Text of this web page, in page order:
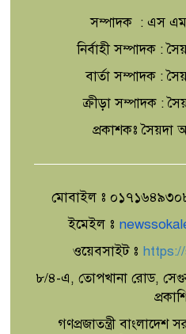
'এক মুঠো
উৎপাদন
সম্ভব নয়:
শিরোমনি
বিদায়
সম্পাদক : এস
নির্বাহী সম্পাদক :
বার্তা সম্পাদক :
ক্রীড়া সম্পাদক :
প্রকাশকঃ সৈয়দা
মোবাইল ঃ
ইমেইল ঃ
ওয়েবসাইট ঃ
৮/৪-এ, তোপখানা রোড,
গণপ্রজাতন্ত্রী বাংলাদেশ